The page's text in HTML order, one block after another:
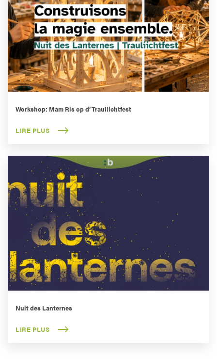
Workshop: Mam Ris op d’Trauliichtfest
LIRE PLUS
Nuit des Lanternes
LIRE PLUS